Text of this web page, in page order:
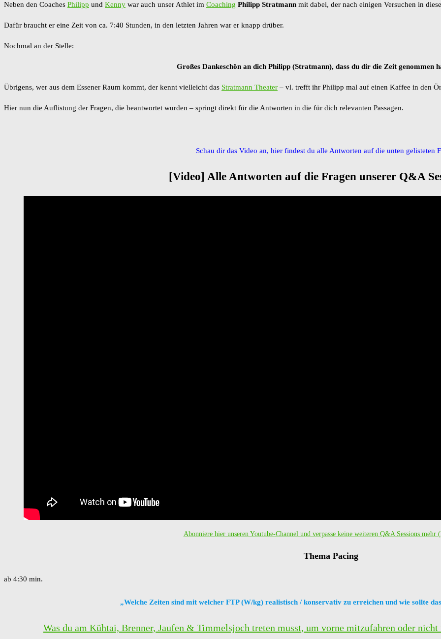
Neben den Coaches Philipp und Kenny war auch unser Athlet im Coaching Philipp Stratmann mit dabei, der nach einigen Versuchen in
Dafür braucht er eine Zeit von ca. 7:40 Stunden, in den letzten Jahren war er knapp drüber.
Nochmal an der Stelle:
Großes Dankeschön an dich Philipp (Stratmann), dass du dir die Zeit genommen
Übrigens, wer aus dem Essener Raum kommt, der kennt vielleicht das Stratmann Theater – vl. trefft ihr Philipp mal auf einen Kaffee in den
Hier nun die Auflistung der Fragen, die beantwortet wurden – springt direkt für die Antworten in die für dich relevanten Passagen.
Schau dir das Video an, hier findest du alle Antworten auf die unten gelisteten
[Video] Alle Antworten auf die Fragen unserer Q&A
Abonniere hier unseren Youtube-Channel und verpasse keine weiteren Q&A Sessions
Thema Pacing
ab 4:30 min.
„Welche Zeiten sind mit welcher FTP (W/kg) realistisch / konservativ zu erreichen und wie sollte
Was du am Kühtai, Brenner, Jaufen & Timmelsjoch treten musst, um vorne mitzufahren oder